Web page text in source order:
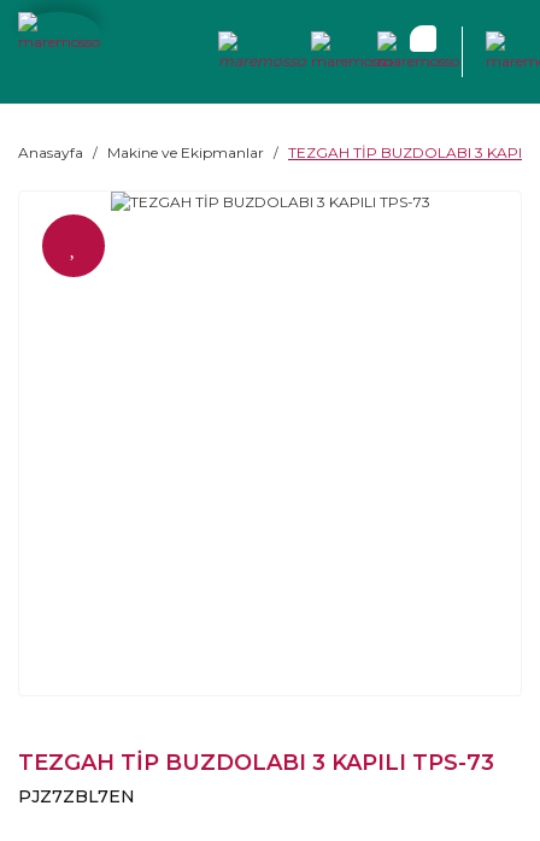
Anasayfa Makine ve Ekipmanlar TEZGAH TİP BUZDOLABI 3 KAPILI
TEZGAH TİP BUZDOLABI 3 KAPILI TPS-73
PJZ7ZBL7EN